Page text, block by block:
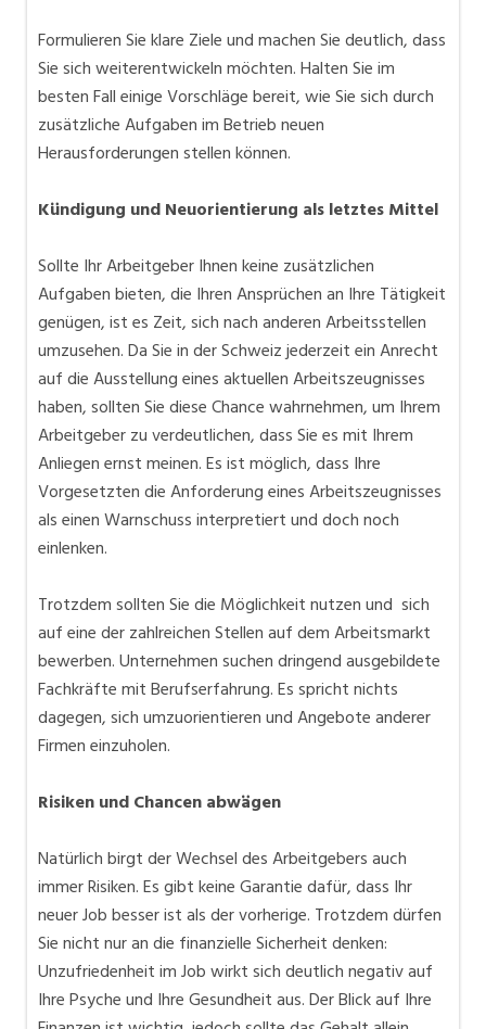
Formulieren Sie klare Ziele und machen Sie deutlich, dass
Sie sich weiterentwickeln möchten. Halten Sie im
besten Fall einige Vorschläge bereit, wie Sie sich durch
zusätzliche Aufgaben im Betrieb neuen
Herausforderungen stellen können.
Kündigung und Neuorientierung als letztes Mittel
Sollte Ihr Arbeitgeber Ihnen keine zusätzlichen
Aufgaben bieten, die Ihren Ansprüchen an Ihre Tätigkeit
genügen, ist es Zeit, sich nach anderen Arbeitsstellen
umzusehen. Da Sie in der Schweiz jederzeit ein Anrecht
auf die Ausstellung eines aktuellen Arbeitszeugnisses
haben, sollten Sie diese Chance wahrnehmen, um Ihrem
Arbeitgeber zu verdeutlichen, dass Sie es mit Ihrem
Anliegen ernst meinen. Es ist möglich, dass Ihre
Vorgesetzten die Anforderung eines Arbeitszeugnisses
als einen Warnschuss interpretiert und doch noch
einlenken.
Trotzdem sollten Sie die Möglichkeit nutzen und sich
auf eine der zahlreichen Stellen auf dem Arbeitsmarkt
bewerben. Unternehmen suchen dringend ausgebildete
Fachkräfte mit Berufserfahrung. Es spricht nichts
dagegen, sich umzuorientieren und Angebote anderer
Firmen einzuholen.
Risiken und Chancen abwägen
Natürlich birgt der Wechsel des Arbeitgebers auch
immer Risiken. Es gibt keine Garantie dafür, dass Ihr
neuer Job besser ist als der vorherige. Trotzdem dürfen
Sie nicht nur an die finanzielle Sicherheit denken:
Unzufriedenheit im Job wirkt sich deutlich negativ auf
Ihre Psyche und Ihre Gesundheit aus. Der Blick auf Ihre